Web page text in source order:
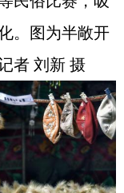
。图为半敞开
者 刘新 摄